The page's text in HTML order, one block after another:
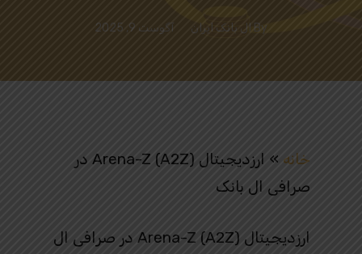
By ال بانک ایران آگوست 9, 2025
خانه »
ارزدیجیتال Arena-Z (A2Z) در
صرافی ال بانک
ارزدیجیتال Arena-Z (A2Z) در صرافی ال